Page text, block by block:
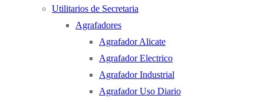
Utilitarios de Secretaria
Agrafadores
Agrafador Alicate
Agrafador Electrico
Agrafador Industrial
Agrafador Uso Diario